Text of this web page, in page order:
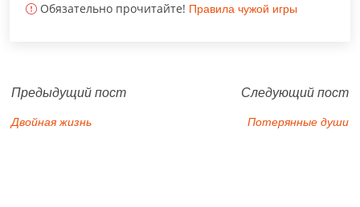
Обязательно прочитайте! Правила чужой игры
Предыдущий пост
Двойная жизнь
Следующий пост
Потерянные души